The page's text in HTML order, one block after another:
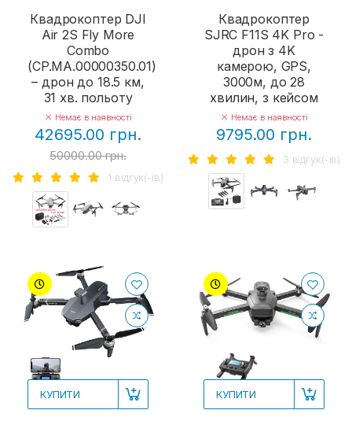
Квадрокоптер DJI
Air 2S Fly More
Combo
(CP.MA.00000350.01)
– дрон до 18.5 км,
31 хв. польоту
Немає в наявності
42695.00 грн.
50000.00 грн.
1 вiдгук(-iв)
Квадрокоптер
SJRC F11S 4K Pro -
дрон з 4K
камерою, GPS,
3000м, до 28
хвилин, з кейсом
Немає в наявності
9795.00 грн.
3 вiдгук(-iв)
КУПИТИ КУПИТИ